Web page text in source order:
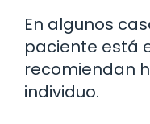
En algunos
paciente está
recomiendan
individuo.